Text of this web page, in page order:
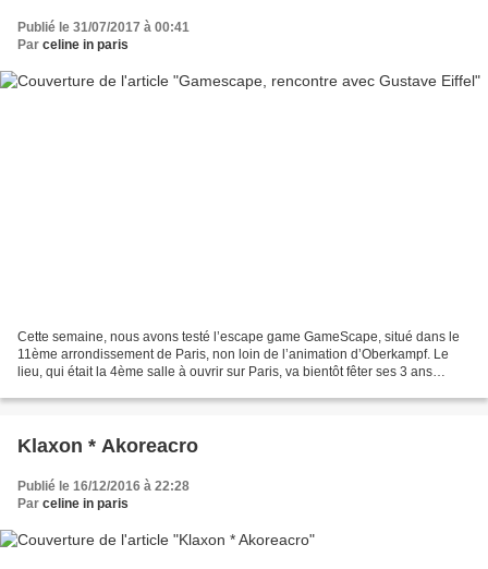
Publié le 31/07/2017 à 00:41
Par celine in paris
Cette semaine, nous avons testé l’escape game GameScape, situé dans le
11ème arrondissement de Paris, non loin de l’animation d’Oberkampf. Le
lieu, qui était la 4ème salle à ouvrir sur Paris, va bientôt fêter ses 3 ans
Klaxon * Akoreacro
Publié le 16/12/2016 à 22:28
Par celine in paris